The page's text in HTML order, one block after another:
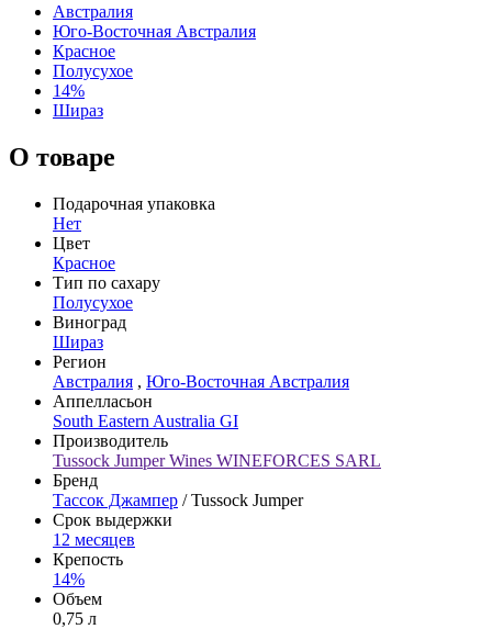
Австралия
Юго-Восточная Австралия
Красное
Полусухое
14%
Шираз
О товаре
Подарочная упаковка
Нет
Цвет
Красное
Тип по сахару
Полусухое
Виноград
Шираз
Регион
Австралия , Юго-Восточная Австралия
Аппелласьон
South Eastern Australia GI
Производитель
Tussock Jumper Wines WINEFORCES SARL
Бренд
Тассок Джампер / Tussock Jumper
Срок выдержки
12 месяцев
Крепость
14%
Объем
0,75 л